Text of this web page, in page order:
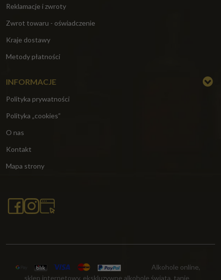
Reklamacje i zwroty
Zwrot towaru - oświadczenie
Kraje dostawy
Metody płatności
INFORMACJE
Polityka prywatności
Polityka „cookies”
O nas
Kontakt
Mapa strony
Alkohole online,
sklep internetowy, ekskluzywne alkohole świata, tanie